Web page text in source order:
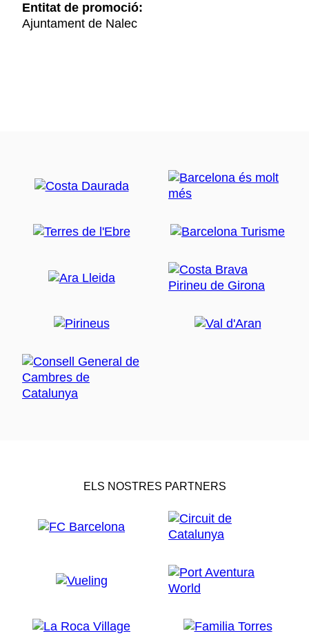
Entitat de promoció:
Ajuntament de Nalec
ELS NOSTRES PARTNERS